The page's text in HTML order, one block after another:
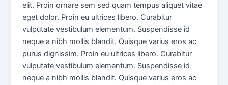
elit. Proin ornare sem sed quam tempus aliquet vitae
eget dolor. Proin eu ultrices libero. Curabitur
vulputate vestibulum elementum. Suspendisse id
neque a nibh mollis blandit. Quisque varius eros ac
purus dignissim. Proin eu ultrices libero. Curabitur
vulputate vestibulum elementum. Suspendisse id
neque a nibh mollis blandit. Quisque varius eros ac